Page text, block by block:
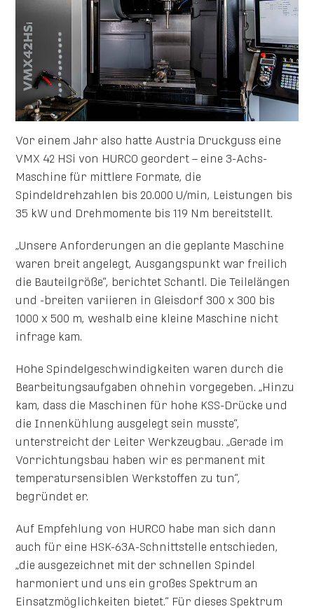
Vor einem Jahr also hatte Austria Druckguss eine
VMX 42 HSi von HURCO geordert – eine 3-Achs-
Maschine für mittlere Formate, die
Spindeldrehzahlen bis 20.000 U/min, Leistungen bis
35 kW und Drehmomente bis 119 Nm bereitstellt.
„Unsere Anforderungen an die geplante Maschine
waren breit angelegt, Ausgangspunkt war freilich
die Bauteilgröße“, berichtet Schantl. Die Teilelängen
und -breiten variieren in Gleisdorf 300 x 300 bis
1000 x 500 m, weshalb eine kleine Maschine nicht
infrage kam.
Hohe Spindelgeschwindigkeiten waren durch die
Bearbeitungsaufgaben ohnehin vorgegeben. „Hinzu
kam, dass die Maschinen für hohe KSS-Drücke und
die Innenkühlung ausgelegt sein musste“,
unterstreicht der Leiter Werkzeugbau. „Gerade im
Vorrichtungsbau haben wir es permanent mit
temperatursensiblen Werkstoffen zu tun“,
begründet er.
Auf Empfehlung von HURCO habe man sich dann
auch für eine HSK-63A-Schnittstelle entschieden,
„die ausgezeichnet mit der schnellen Spindel
harmoniert und uns ein großes Spektrum an
Einsatzmöglichkeiten bietet.“ Für dieses Spektrum